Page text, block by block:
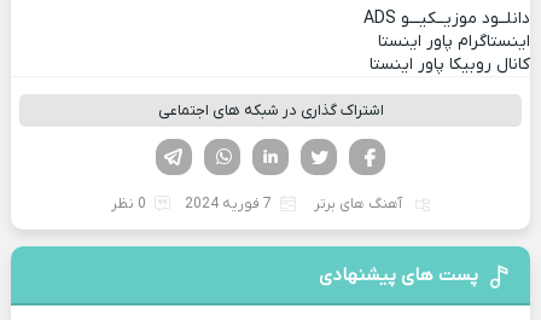
دانلــود موزیــکیـــو ADS
اینستاگرام پاور اینستا
کانال روبیکا پاور اینستا
اشتراک گذاری در شبکه های اجتماعی
لینکدین تویتر
فیسوک
آهنگ های برتر 7 فوریه 2024 0 نظر
پست های پیشنهادی